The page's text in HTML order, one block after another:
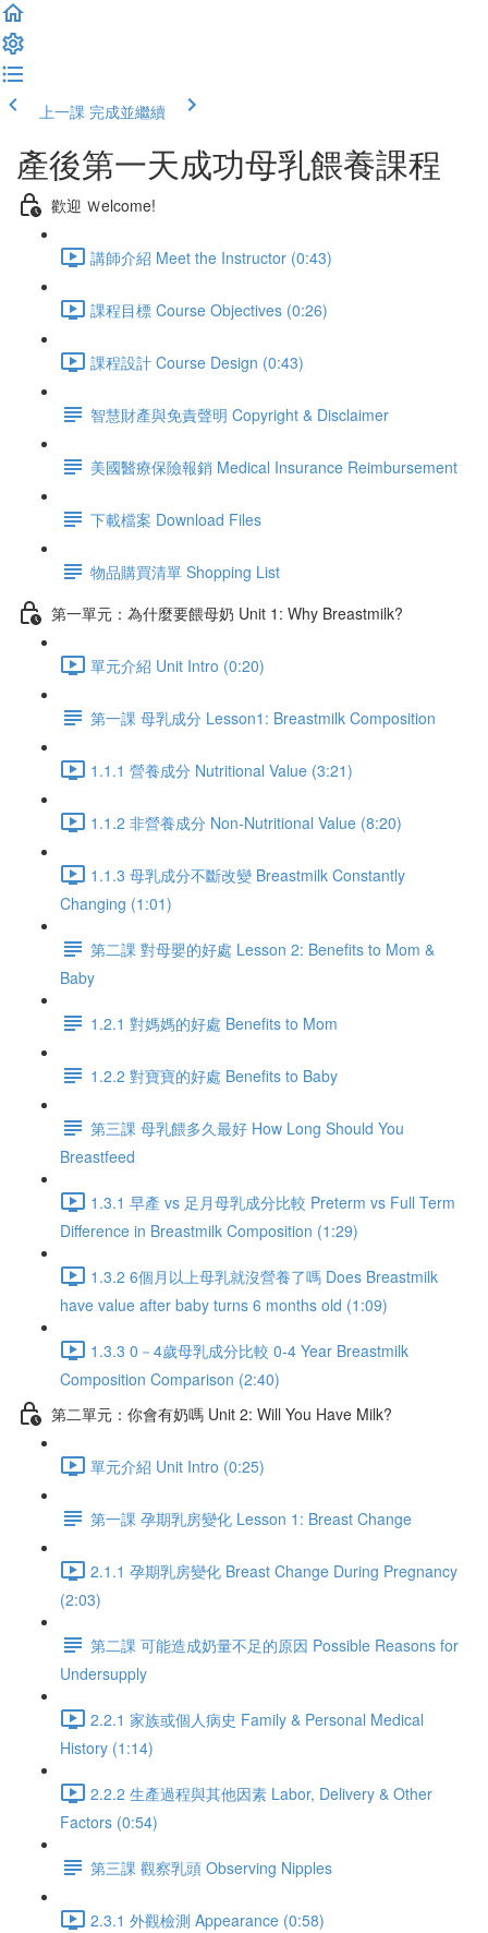
上一課 完成並繼續
產後第一天成功母乳餵養課程
歡迎 Ｗelcome!
講師介紹 Meet the Instructor (0:43)
課程目標 Course Objectives (0:26)
課程設計 Course Design (0:43)
智慧財產與免責聲明 Copyright & Disclaimer
美國醫療保險報銷 Medical Insurance Reimbursement
下載檔案 Download Files
物品購買清單 Shopping List
第一單元：為什麼要餵母奶 Unit 1: Why Breastmilk?
單元介紹 Unit Intro (0:20)
第一課 母乳成分 Lesson1: Breastmilk Composition
1.1.1 營養成分 Nutritional Value (3:21)
1.1.2 非營養成分 Non-Nutritional Value (8:20)
1.1.3 母乳成分不斷改變 Breastmilk Constantly
Changing (1:01)
第二課 對母嬰的好處 Lesson 2: Benefits to Mom &
Baby
1.2.1 對媽媽的好處 Benefits to Mom
1.2.2 對寶寶的好處 Benefits to Baby
第三課 母乳餵多久最好 How Long Should You
Breastfeed
1.3.1 早產 vs 足月母乳成分比較 Preterm vs Full Term
Difference in Breastmilk Composition (1:29)
1.3.2 6個月以上母乳就沒營養了嗎 Does Breastmilk
have value after baby turns 6 months old (1:09)
1.3.3 0－4歲母乳成分比較 0-4 Year Breastmilk
Composition Comparison (2:40)
第二單元：你會有奶嗎 Unit 2: Will You Have Milk?
單元介紹 Unit Intro (0:25)
第一課 孕期乳房變化 Lesson 1: Breast Change
2.1.1 孕期乳房變化 Breast Change During Pregnancy
(2:03)
第二課 可能造成奶量不足的原因 Possible Reasons for
Undersupply
2.2.1 家族或個人病史 Family & Personal Medical
History (1:14)
2.2.2 生產過程與其他因素 Labor, Delivery & Other
Factors (0:54)
第三課 觀察乳頭 Observing Nipples
2.3.1 外觀檢測 Appearance (0:58)